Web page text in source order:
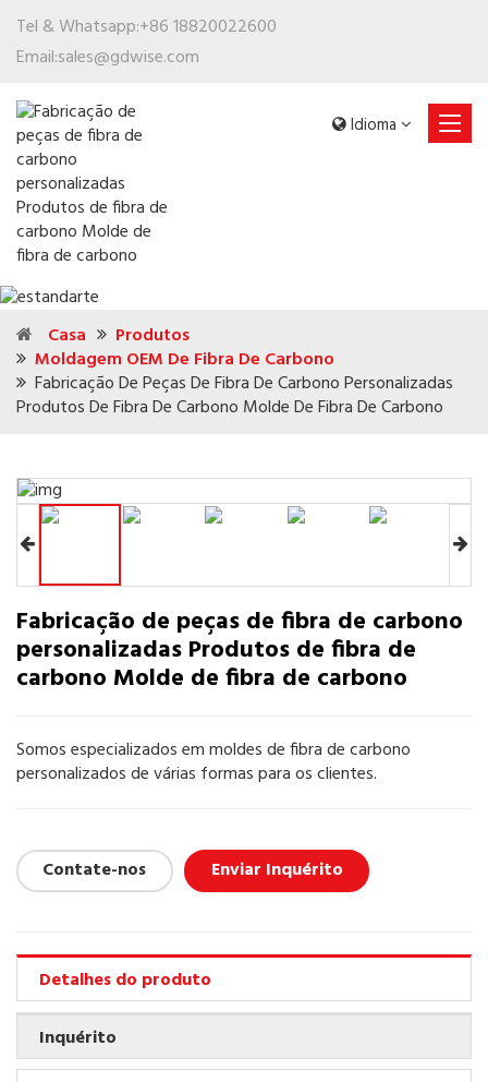
Tel & Whatsapp:+86 18820022600
Email:sales@gdwise.com
Idioma
Casa
Produtos
Moldagem OEM De Fibra De Carbono
Fabricação De Peças De Fibra De Carbono Personalizadas
Produtos De Fibra De Carbono Molde De Fibra De Carbono
Fabricação de peças de fibra de carbono
personalizadas Produtos de fibra de
carbono Molde de fibra de carbono
Somos especializados em moldes de fibra de carbono
personalizados de várias formas para os clientes.
Contate-nos Enviar Inquérito
Detalhes do produto
Inquérito